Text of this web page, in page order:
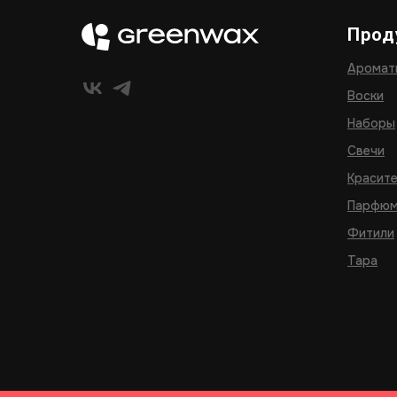
Воски
Наборы
Свечи
Фитили
Тара